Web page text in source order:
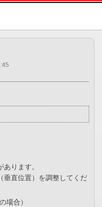
文へ
ります。
垂直位置）を調整してくだ
場合）